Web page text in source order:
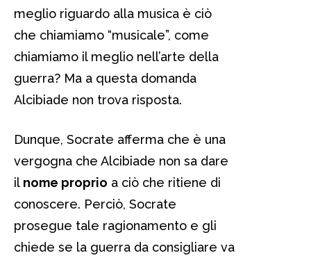
meglio riguardo alla musica è ciò
che chiamiamo “musicale”, come
chiamiamo il meglio nell’arte della
guerra? Ma a questa domanda
Alcibiade non trova risposta.
Dunque, Socrate afferma che è una
vergogna che Alcibiade non sa dare
il nome proprio a ciò che ritiene di
conoscere. Perciò, Socrate
prosegue tale ragionamento e gli
chiede se la guerra da consigliare va